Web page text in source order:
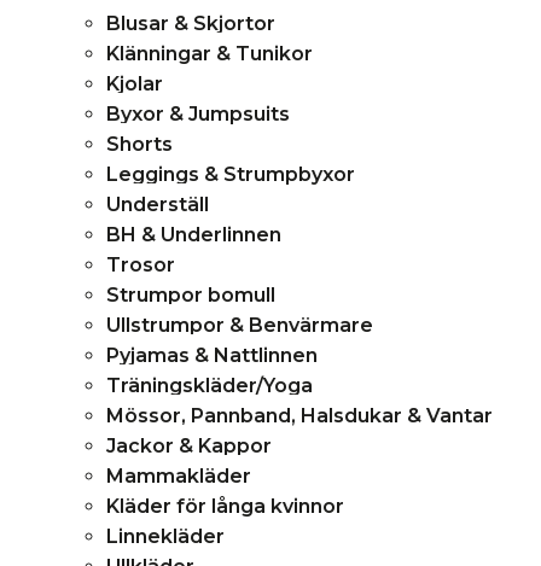
Blusar & Skjortor
Klänningar & Tunikor
Kjolar
Byxor & Jumpsuits
Shorts
Leggings & Strumpbyxor
Underställ
BH & Underlinnen
Trosor
Strumpor bomull
Ullstrumpor & Benvärmare
Pyjamas & Nattlinnen
Träningskläder/Yoga
Mössor, Pannband, Halsdukar & Vantar
Jackor & Kappor
Mammakläder
Kläder för långa kvinnor
Linnekläder